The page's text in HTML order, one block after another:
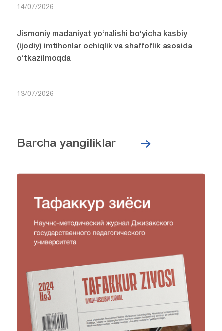
14/07/2026
Jismoniy madaniyat yo‘nalishi bo‘yicha kasbiy
(ijodiy) imtihonlar ochiqlik va shaffoflik asosida
o‘tkazilmoqda
13/07/2026
Barcha yangiliklar